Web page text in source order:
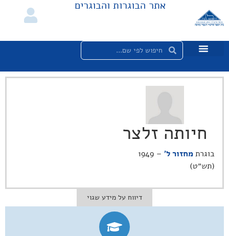
אתר הבוגרות והבוגרים
חיותה זלצר
בוגרתמחזור ל'
– 1949
(תש״ט)
דיווח על מידע שגוי